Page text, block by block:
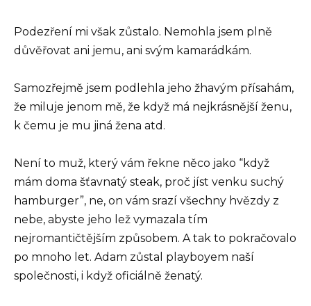
Podezření mi však zůstalo. Nemohla jsem plně
důvěřovat ani jemu, ani svým kamarádkám.
Samozřejmě jsem podlehla jeho žhavým přísahám,
že miluje jenom mě, že když má nejkrásnější ženu,
k čemu je mu jiná žena atd.
Není to muž, který vám řekne něco jako “když
mám doma šťavnatý steak, proč jíst venku suchý
hamburger”, ne, on vám srazí všechny hvězdy z
nebe, abyste jeho lež vymazala tím
nejromantičtějším způsobem. A tak to pokračovalo
po mnoho let. Adam zůstal playboyem naší
společnosti, i když oficiálně ženatý.